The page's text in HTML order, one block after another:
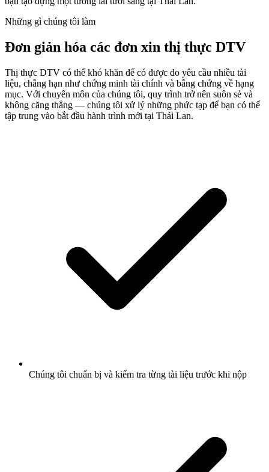
Những gì chúng tôi làm
Đơn giản hóa các đơn xin thị thực DTV
Thị thực DTV có thể khó khăn để có được do yêu cầu nhiều tài
liệu, chẳng hạn như chứng minh tài chính và bằng chứng về hạng
mục. Với chuyên môn của chúng tôi, quy trình trở nên suôn sẻ và
không căng thẳng — chúng tôi xử lý những phức tạp để bạn có thể
tập trung vào bắt đầu hành trình mới tại Thái Lan.
Chúng tôi chuẩn bị và kiểm tra từng tài liệu trước khi nộp